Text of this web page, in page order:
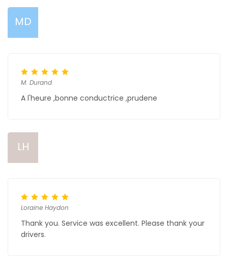
MD
M. Durand
A l'heure ,bonne conductrice ,prudene
LH
Loraine Haydon
Thank you. Service was excellent. Please thank your
drivers.